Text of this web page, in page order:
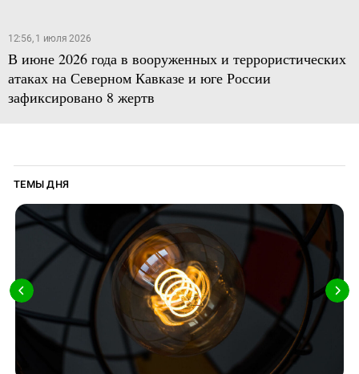
12:56, 1 июля 2026
В июне 2026 года в вооруженных и террористических
атаках на Северном Кавказе и юге России
зафиксировано 8 жертв
ТЕМЫ ДНЯ